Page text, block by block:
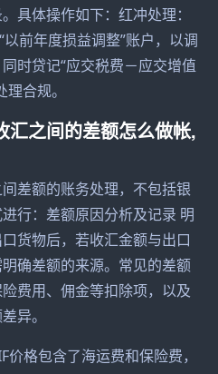
具体操作如下：红冲处理：
前年度损益调整”账户，以调
时贷记“应交税费－应交增值
合规。
汇之间的差额怎么做帐,
差额的账务处理，不包括银
行：差额原因分析及记录 明
货物后，若收汇金额与出口
确差额的来源。常见的差额
费用、佣金等扣除项，以及
异。
格包含了海运费和保险费，